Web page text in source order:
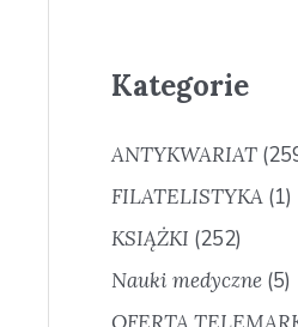
Kategorie
ANTYKWARIAT
FILATELISTYKA (1)
KSIĄŻKI (252)
Nauki medyczne (5)